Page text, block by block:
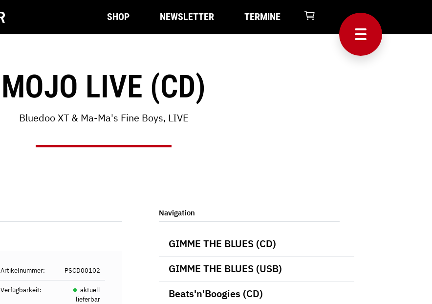
SHOP NEWSLETTER TERMINE
MOJO LIVE (CD)
Bluedoo XT & Ma-Ma's Fine Boys, LIVE
Artikelnummer: PSCD00102
Verfügbarkeit:
aktuell
lieferbar
Navigation
GIMME THE BLUES (CD)
GIMME THE BLUES (USB)
Beats'n'Boogies (CD)